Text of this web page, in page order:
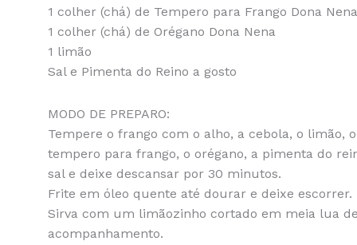
1 colher (chá) de Tempero para Frango Dona Nena
1 colher (chá) de Orégano Dona Nena
1 limão
Sal e Pimenta do Reino a gosto
MODO DE PREPARO:
Tempere o frango com o alho, a cebola, o limão, o
tempero para frango, o orégano, a pimenta do
sal e deixe descansar por 30 minutos.
Frite em óleo quente até dourar e deixe escorrer.
Sirva com um limãozinho cortado em meia lua de
acompanhamento.